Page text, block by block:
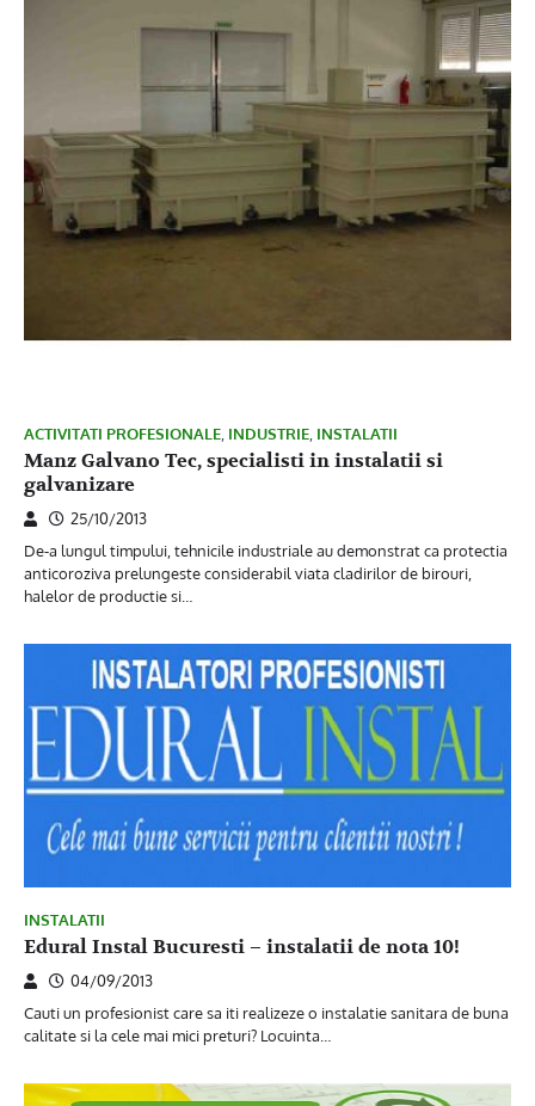
ACTIVITATI PROFESIONALE, INDUSTRIE, INSTALATII
Manz Galvano Tec, specialisti in instalatii si
galvanizare
25/10/2013
De-a lungul timpului, tehnicile industriale au demonstrat ca protectia
anticoroziva prelungeste considerabil viata cladirilor de birouri,
halelor de productie si…
INSTALATII
Edural Instal Bucuresti – instalatii de nota 10!
04/09/2013
Cauti un profesionist care sa iti realizeze o instalatie sanitara de buna
calitate si la cele mai mici preturi? Locuinta…